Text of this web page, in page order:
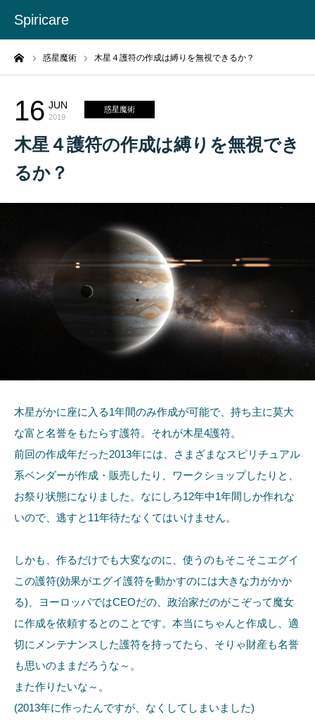
Spiricare
惑星魔術 木星４護符の作成は縛りを無視できるか？
16 JUN
2019
惑星魔術
木星４護符の作成は縛りを無視でき
るか？
木星がかに座に入る1年間のみ作成が可能で、持ち主に莫大
な富と名誉をもたらす護符。それが木星4護符。
前回の作成年だった2013年には、さまざまなスピリチュアル
系ベンダーが作成・販売したり、ワークショップしたりと、
お祭り状態になりました。なにしろ12年中1年間しか作れな
いので、逃すと11年待たなくてはいけません。
しかも、作るだけでも大変なのに、使うのもそこそこエグイ
この護符(効果がエグイ護符を動かすのには大きな力がかか
る)、ヨーロッパではCEOだの、政治家だのがこぞって魔女
に作成を依頼するとのことです。本当にちゃんと作成し、適
切にメンテナンスした護符を持ってたら、そりゃ財産も名誉
も思いのままだろうな～。
また作りたいな～。
(2013年に作ったんですが、なくしてしまいました)